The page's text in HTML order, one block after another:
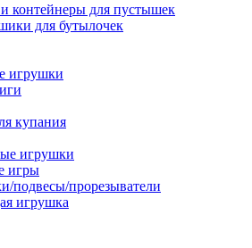
контейнеры для пустышек
для бутылочек
игрушки
купания
игрушки
игры
подвесы/прорезыватели
игрушка